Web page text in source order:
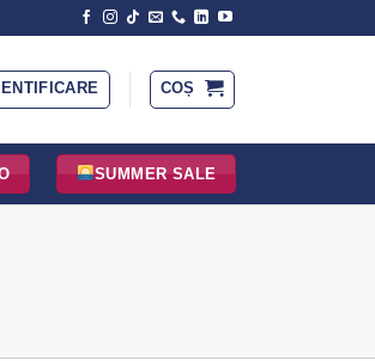
COȘ
SUMMER SALE